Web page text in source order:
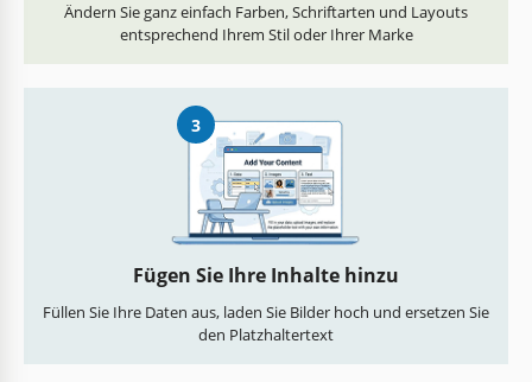
Ändern Sie ganz einfach Farben, Schriftarten und Layouts
entsprechend Ihrem Stil oder Ihrer Marke
3
Fügen Sie Ihre Inhalte hinzu
Füllen Sie Ihre Daten aus, laden Sie Bilder hoch und ersetzen Sie
den Platzhaltertext